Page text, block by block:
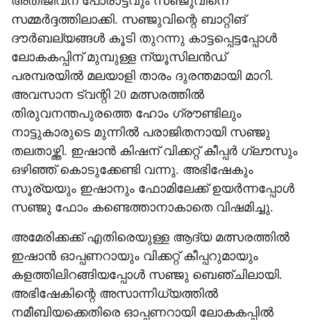
സമ്മര്‍ദ്ദത്തിലാക്കി. സഞ്ജുവിന്റെ ബാറ്റിങ്
ദൗര്‍ബല്യങ്ങള്‍ കൂടി തുറന്നു കാട്ടപ്പെട്ടപ്പോള്‍
ലോകകപ്പിന് മുമ്പുള്ള ന്യൂസിലന്‍ഡ്
പരമ്പരയില്‍ മലയാളി താരം ദുരന്തമായി മാറി.
അവസാന ട്വന്റി 20 മത്സരത്തില്‍
തിരുവനന്തപുരത്തെ ഹോം ഗ്രൗണ്ടിലും
നാട്ടുകാരുടെ മുന്നില്‍ പരാജിതനായി സഞ്ജു
തലതാഴ്ത്തി. ഇഷാന്‍ കിഷന് വിക്കറ്റ് കീപ്പര്‍ ഗ്ലൗസും
ഒഴിഞ്ഞ് കൊടുക്കേണ്ടി വന്നു. അഭിഷേകും
സൂര്യയും ഇഷാനും ഫോമിലേക്ക് ഉയര്‍ന്നപ്പോള്‍
സഞ്ജു ഫോം കണ്ടെത്താനാകാതെ വിഷമിച്ചു.
അമേരിക്കക്ക് എതിരെയുള്ള ആദ്യ മത്സരത്തില്‍
ഇഷാന്‍ ഓപ്പണറായും വിക്കറ്റ് കീപ്പറുമായും
കളത്തിലിറങ്ങിയപ്പോള്‍ സഞ്ജു ബെഞ്ചിലായി.
അഭിഷേകിന്റെ അസാന്നിധ്യത്തില്‍
നമീബിയക്കെതിരെ ഓപ്പണറായി ലോകകപ്പില്‍